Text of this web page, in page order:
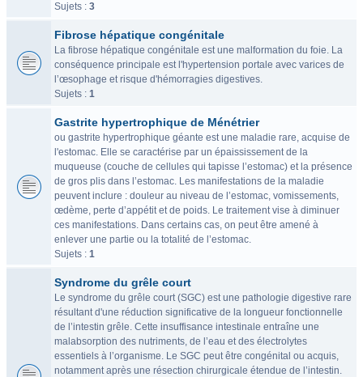
Sujets : 3
Fibrose hépatique congénitale
La fibrose hépatique congénitale est une malformation du foie. La
conséquence principale est l'hypertension portale avec varices de
l’œsophage et risque d'hémorragies digestives.
Sujets : 1
Gastrite hypertrophique de Ménétrier
ou gastrite hypertrophique géante est une maladie rare, acquise de
l'estomac. Elle se caractérise par un épaississement de la
muqueuse (couche de cellules qui tapisse l’estomac) et la présence
de gros plis dans l’estomac. Les manifestations de la maladie
peuvent inclure : douleur au niveau de l’estomac, vomissements,
œdème, perte d’appétit et de poids. Le traitement vise à diminuer
ces manifestations. Dans certains cas, on peut être amené à
enlever une partie ou la totalité de l’estomac.
Sujets : 1
Syndrome du grêle court
Le syndrome du grêle court (SGC) est une pathologie digestive rare
résultant d'une réduction significative de la longueur fonctionnelle
de l’intestin grêle. Cette insuffisance intestinale entraîne une
malabsorption des nutriments, de l’eau et des électrolytes
essentiels à l’organisme. Le SGC peut être congénital ou acquis,
notamment après une résection chirurgicale étendue de l’intestin.